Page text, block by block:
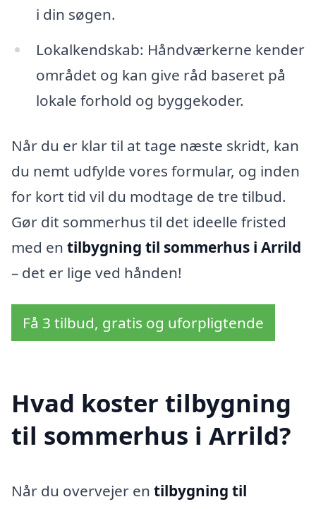
i din søgen.
Lokalkendskab: Håndværkerne kender
området og kan give råd baseret på
lokale forhold og byggekoder.
Når du er klar til at tage næste skridt, kan
du nemt udfylde vores formular, og inden
for kort tid vil du modtage de tre tilbud.
Gør dit sommerhus til det ideelle fristed
med en tilbygning til sommerhus i Arrild
– det er lige ved hånden!
Få 3 tilbud, gratis og uforpligtende
Hvad koster tilbygning
til sommerhus i Arrild?
Når du overvejer en tilbygning til